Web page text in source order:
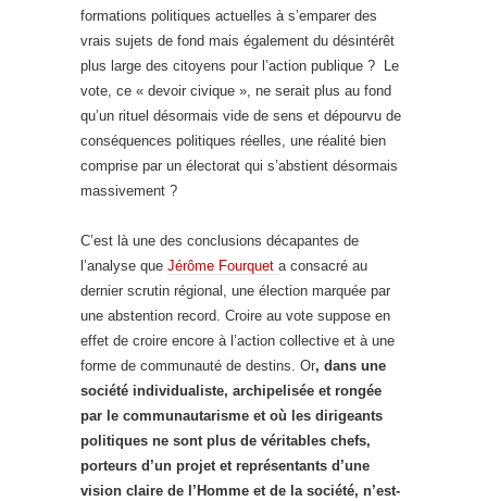
formations politiques actuelles à s’emparer des
vrais sujets de fond mais également du désintérêt
plus large des citoyens pour l’action publique ? Le
vote, ce « devoir civique », ne serait plus au fond
qu’un rituel désormais vide de sens et dépourvu de
conséquences politiques réelles, une réalité bien
comprise par un électorat qui s’abstient désormais
massivement ?
C’est là une des conclusions décapantes de
l’analyse que Jérôme Fourquet a consacré au
dernier scrutin régional, une élection marquée par
une abstention record. Croire au vote suppose en
effet de croire encore à l’action collective et à une
forme de communauté de destins. Or, dans une
société individualiste, archipelisée et rongée
par le communautarisme et où les dirigeants
politiques ne sont plus de véritables chefs,
porteurs d’un projet et représentants d’une
vision claire de l’Homme et de la société, n’est-